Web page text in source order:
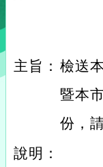
主旨： 檢送
暨本
份，
說明：